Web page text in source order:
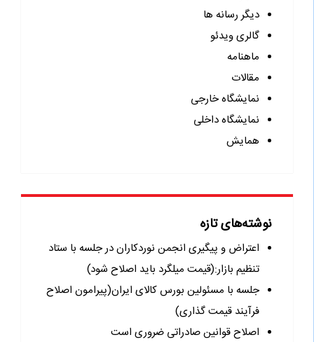
دیگر رسانه ها
گالری ویدئو
ماهنامه
مقالات
نمایشگاه خارجی
نمایشگاه داخلی
همایش
نوشته‌های تازه
اعتراض و پیگیری انجمن نوردکاران در جلسه با ستاد
تنظیم بازار:(قیمت میلگرد باید اصلاح شود)
جلسه با مسئولین بورس کالای ایران(پیرامون اصلاح
فرآیند قیمت گذاری)
اصلاح قوانین صادراتی ضروری است